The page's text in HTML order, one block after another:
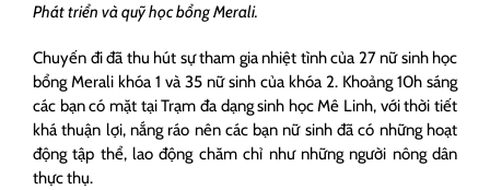
Phát triển và quỹ học bổng Merali.
Chuyến đi đã thu hút sự tham gia nhiệt tình của 27 nữ sinh học
bổng Merali khóa 1 và 35 nữ sinh của khóa 2. Khoảng 10h sáng
các bạn có mặt tại Trạm đa dạng sinh học Mê Linh, với thời tiết
khá thuận lợi, nắng ráo nên các bạn nữ sinh đã có những hoạt
động tập thể, lao động chăm chỉ như những người nông dân
thực thụ.